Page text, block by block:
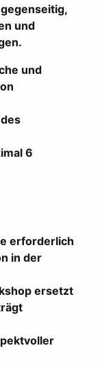
und
und
6
erforderlich
in der
ersetzt